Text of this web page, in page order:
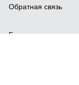
Обратная связь
Безопасная сделка